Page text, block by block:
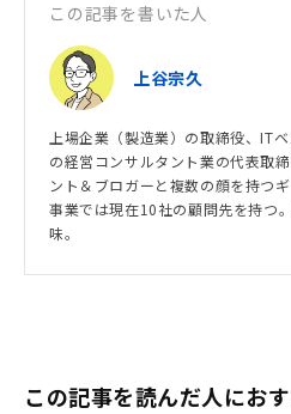
この記事を書いた人
上谷宗久
上場企業（製造業）の取締役、IT
の経営コンサルタント業の代表取
ント＆ブロガーと複数の顔を持つ
事業では現在10社の顧問先を持つ
味。
この記事を読んだ人にお